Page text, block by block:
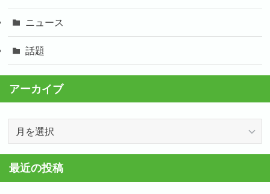
ニュース
話題
アーカイブ
カ
イ
最近の投稿